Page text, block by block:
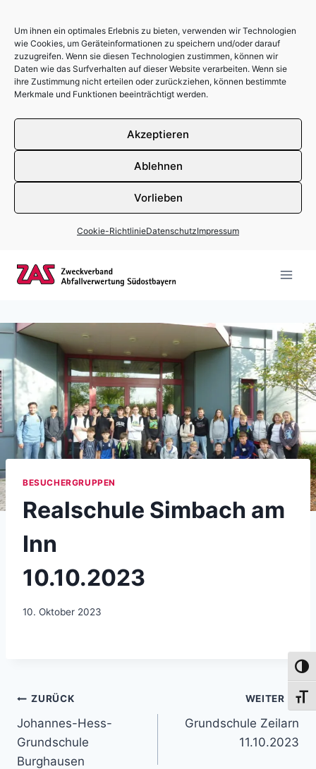
Um ihnen ein optimales Erlebnis zu bieten, verwenden wir Technologien
wie Cookies, um Geräteinformationen zu speichern und/oder darauf
zuzugreifen. Wenn sie diesen Technologien zustimmen, können wir
Daten wie das Surfverhalten auf dieser Website verarbeiten. Wenn sie
ihre Zustimmung nicht erteilen oder zurückziehen, können bestimmte
Merkmale und Funktionen beeinträchtigt werden.
Akzeptieren
Ablehnen
Vorlieben
Cookie-RichtlinieDatenschutzImpressum
BESUCHERGRUPPEN
Realschule Simbach am
Inn
10.10.2023
10. Oktober 2023
Beitragsnavigation
ZURÜCK
Johannes-Hess-
Grundschule
Burghausen
WEITER
Grundschule Zeilarn
11.10.2023